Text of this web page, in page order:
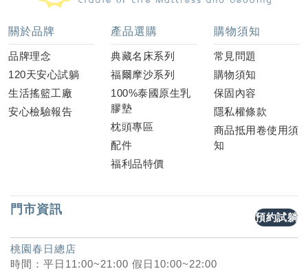
關於品牌
品牌理念
120天安心試躺
生活搖籃工廠
安心檢驗報告
產品選購
典藏名床系列
福爾摩沙系列
100%泰國原生乳
膠墊
枕頭專區
配件
福利品特價
購物須知
常見問題
購物須知
保固內容
隱私權條款
商品抵用卷使用須
知
門市資訊
預約試躺
桃園春日總店
時間：平日11:00~21:00 假日10:00~22:00